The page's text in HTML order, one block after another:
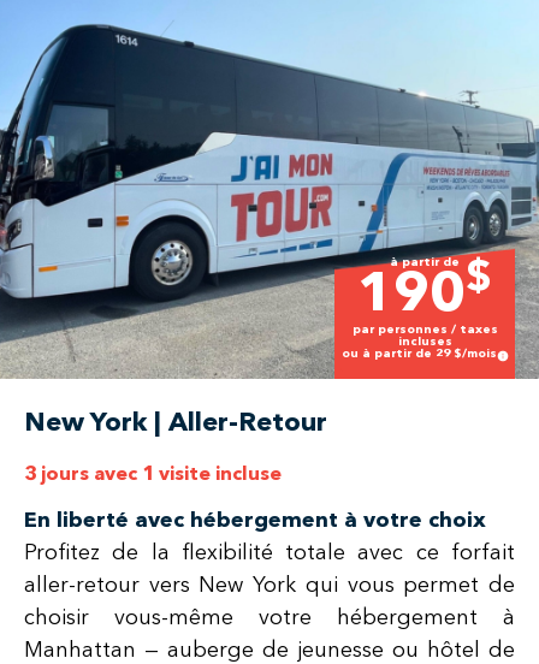
à partir de
190$
par personnes / taxes
incluses
ou à partir de 29$/mois
New York | Aller-Retour
3 jours avec 1 visite incluse
En liberté avec hébergement à votre choix
Profitez de la flexibilité totale avec ce forfait
aller-retour vers New York qui vous permet de
choisir vous-même votre hébergement à
Manhattan — auberge de jeunesse ou hôtel de